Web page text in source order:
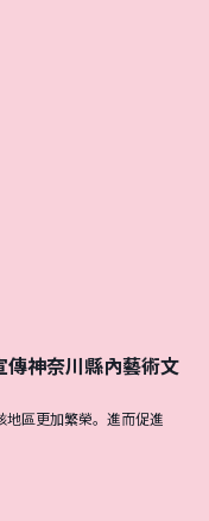
神奈川縣內藝術文
區更加繁榮。進而促進